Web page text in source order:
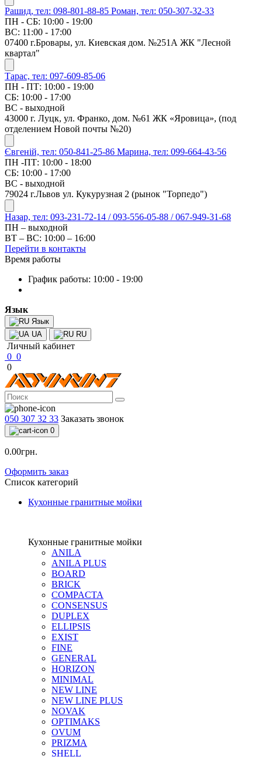
Рашид, тел: 098-801-88-85 Роман, тел: 050-307-32-33
ПН - СБ: 10:00 - 19:00
ВС: 11:00 - 17:00
07400 г.Бровары, ул. Киевская дом. №251А ЖК "Лесной
квартал"
Тарас, тел: 097-609-85-06
ПН - ПТ: 10:00 - 19:00
СБ: 10:00 - 17:00
ВС - выходной
43000 г. Луцк, ул. Франко, дом. №61 ЖК «Яровица», (под
отделением Новой почты №20)
Євгеній, тел: 050-841-25-86 Марина, тел: 099-664-43-56
ПН -ПТ: 10:00 - 18:00
СБ: 10:00 - 17:00
ВС - выходной
79024 г.Львов ул. Кукурузная 2 (рынок "Торпедо")
Назар, тел: 093-231-72-14 / 093-556-05-88 / 067-949-31-68
ПН – выходной
ВТ – ВС: 10:00 – 16:00
Перейти в контакты
Время работы
График работы: 10:00 - 19:00
Язык
Язык
UA
RU
Личный кабинет
0 0
0
050 307 32 33 Заказать звонок
0
0.00грн.
Оформить заказ
Список категорий
Кухонные гранитные мойки
Кухонные гранитные мойки
ANILA
ANILA PLUS
BOARD
BRICK
COMPACTA
CONSENSUS
DUPLEX
ELLIPSIS
EXIST
FINE
GENERAL
HORIZON
MINIMAL
NEW LINE
NEW LINE PLUS
NOVAK
OPTIMAKS
OVUM
PRIZMA
SHELL